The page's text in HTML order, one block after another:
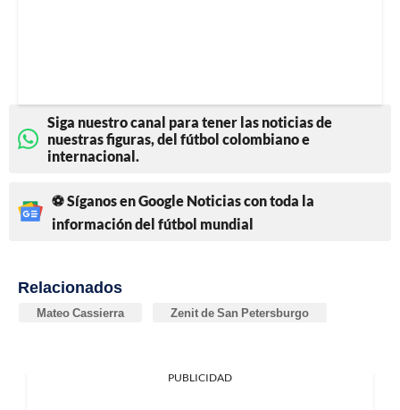
Siga nuestro canal para tener las noticias de
nuestras figuras, del fútbol colombiano e
internacional.
⚽ Síganos en Google Noticias con toda la
información del fútbol mundial
Relacionados
Mateo Cassierra Zenit de San Petersburgo
PUBLICIDAD